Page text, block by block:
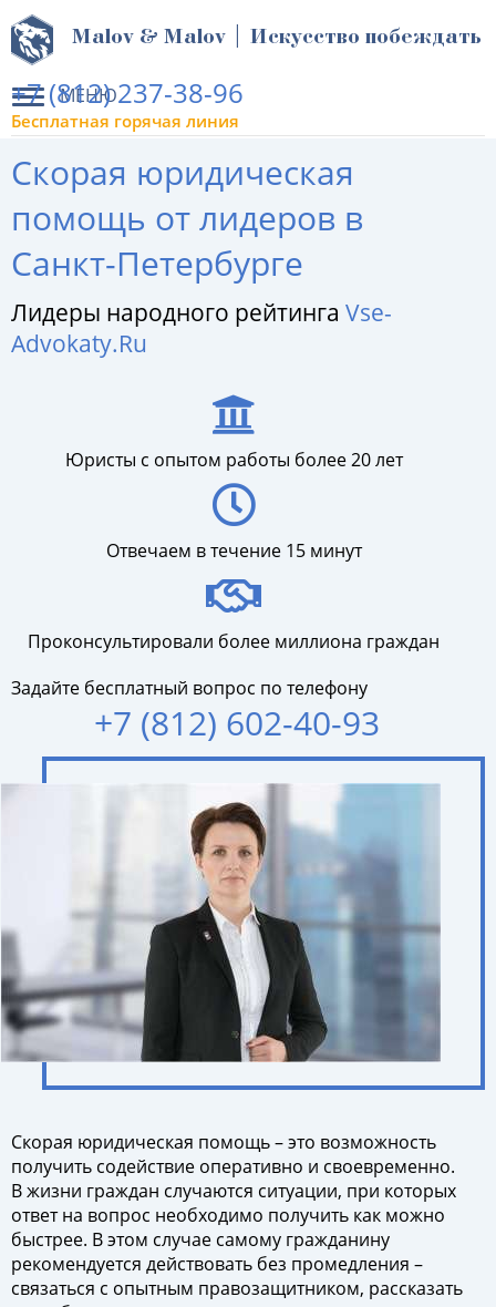
МЕНЮ
Malov & Malov | Искусство побеждать
+7 (812) 237-38-96
Бесплатная горячая линия
Скорая юридическая
помощь от лидеров в
Санкт-Петербурге
Лидеры народного рейтинга Vse-
Advokaty.Ru
Юристы с опытом работы более 20 лет
Отвечаем в течение 15 минут
Проконсультировали более миллиона граждан
Задайте бесплатный вопрос по телефону
+7 (812) 602-40-93
Скорая юридическая помощь – это возможность
получить содействие оперативно и своевременно.
В жизни граждан случаются ситуации, при которых
ответ на вопрос необходимо получить как можно
быстрее. В этом случае самому гражданину
рекомендуется действовать без промедления –
связаться с опытным правозащитником, рассказать